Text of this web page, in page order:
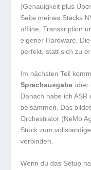
(Genauigkeit plus
Seite meines Stacks
offline, Transkription
eigener Hardware.
perfekt, statt sich zu
Im nächsten Teil
Sprachausgabe über
Danach habe ich
beisammen. Das
Orchestrator (NeMo
Stück zum
verbinden.
Wenn du das Setup